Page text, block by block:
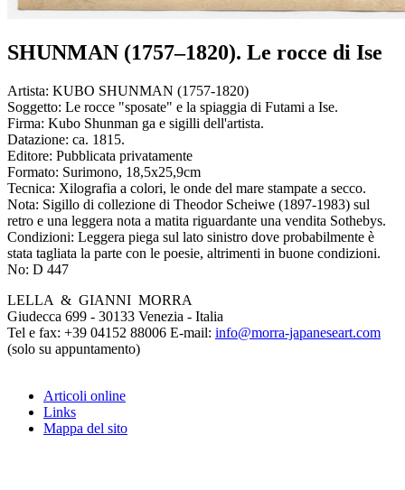
SHUNMAN (1757–1820). Le rocce di Ise
Artista: KUBO SHUNMAN (1757-1820)
Soggetto: Le rocce "sposate" e la spiaggia di Futami a Ise.
Firma: Kubo Shunman ga e sigilli dell'artista.
Datazione: ca. 1815.
Editore: Pubblicata privatamente
Formato: Surimono, 18,5x25,9cm
Tecnica: Xilografia a colori, le onde del mare stampate a secco.
Nota: Sigillo di collezione di Theodor Scheiwe (1897-1983) sul
retro e una leggera nota a matita riguardante una vendita Sothebys.
Condizioni: Leggera piega sul lato sinistro dove probabilmente è
stata tagliata la parte con le poesie, altrimenti in buone condizioni.
No: D 447
LELLA & GIANNI MORRA
Giudecca 699 - 30133 Venezia - Italia
Tel e fax: +39 04152 88006 E-mail: info@morra-japaneseart.com
(solo su appuntamento)
Articoli online
Links
Mappa del sito